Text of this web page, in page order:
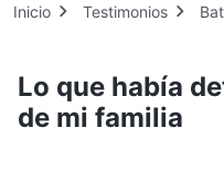
Inicio Testimonios
Lo que había
de mi familia